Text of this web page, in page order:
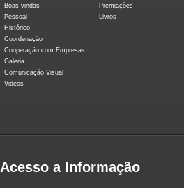
Boas-vindas
Pessoal
Histórico
Coordenação
Cooperação com Empresas
Galeria
Comunicação Visual
Videos
Premiações
Livros
Acesso a Informação